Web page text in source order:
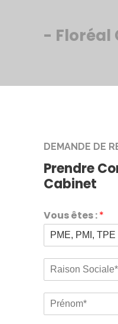
- Floréal
DEMANDE DE
Prendre
Cabinet
Vous êtes :*